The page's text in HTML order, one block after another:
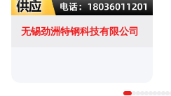
无锡劲洲特钢科技有限公司